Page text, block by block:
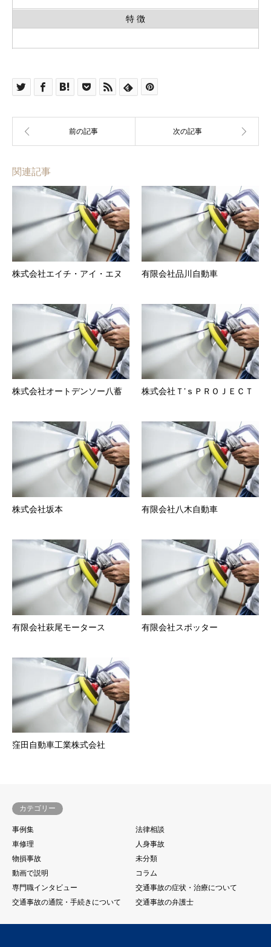
特 徴
関連記事
株式会社エイチ・アイ・エヌ 有限会社品川自動車
株式会社オートデンソー八蓄 株式会社Ｔ’ｓＰＲＯＪＥＣＴ
株式会社坂本 有限会社八木自動車
有限会社萩尾モータース 有限会社スポッター
窪田自動車工業株式会社
カテゴリー
事例集
法律相談
車修理
人身事故
物損事故
未分類
動画で説明
コラム
専門職インタビュー
交通事故の症状・治療について
交通事故の通院・手続きについて
交通事故の弁護士